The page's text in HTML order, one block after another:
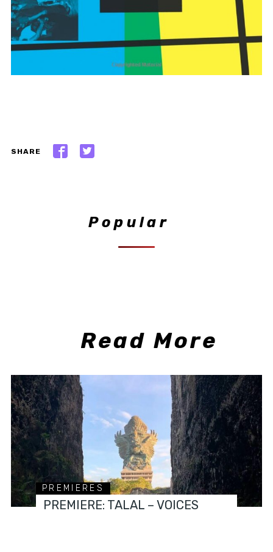
SHARE
Popular
Read More
PREMIERES
PREMIERE: TALAL – VOICES